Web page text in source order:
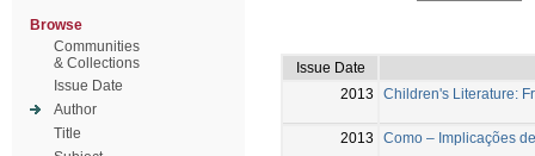
Browse
Communities
& Collections
Issue Date
Author
Title
Issue Date
2013
Children's Literature:
2013 Como – Implicações